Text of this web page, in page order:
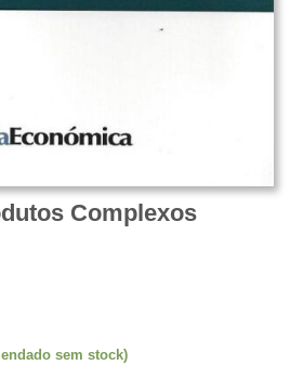
Complexos
sem stock)